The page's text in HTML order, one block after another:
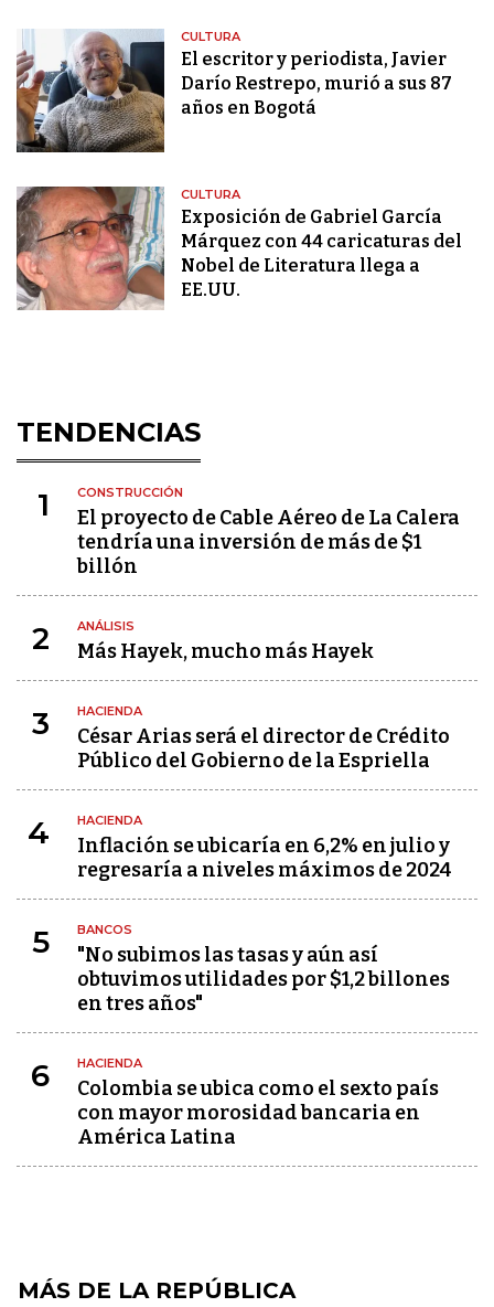
CULTURA
El escritor y periodista, Javier
Darío Restrepo, murió a sus 87
años en Bogotá
CULTURA
Exposición de Gabriel García
Márquez con 44 caricaturas del
Nobel de Literatura llega a
EE.UU.
TENDENCIAS
1 CONSTRUCCIÓN
El proyecto de Cable Aéreo de La Calera
tendría una inversión de más de $1
billón
2 ANÁLISIS
Más Hayek, mucho más Hayek
3 HACIENDA
César Arias será el director de Crédito
Público del Gobierno de la Espriella
4 HACIENDA
Inflación se ubicaría en 6,2% en julio y
regresaría a niveles máximos de 2024
5 BANCOS
"No subimos las tasas y aún así
obtuvimos utilidades por $1,2 billones
en tres años"
6 HACIENDA
Colombia se ubica como el sexto país
con mayor morosidad bancaria en
América Latina
MÁS DE LA REPÚBLICA